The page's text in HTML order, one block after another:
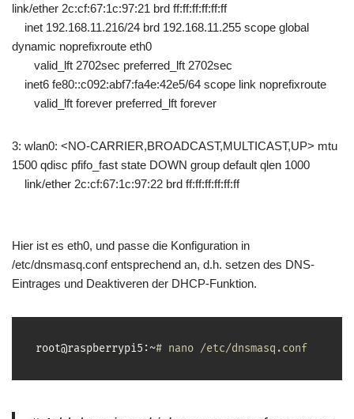
link/ether 2c:cf:67:1c:97:21 brd ff:ff:ff:ff:ff:ff
inet 192.168.11.216/24 brd 192.168.11.255 scope global
dynamic noprefixroute eth0
valid_lft 2702sec preferred_lft 2702sec
inet6 fe80::c092:abf7:fa4e:42e5/64 scope link noprefixroute
valid_lft forever preferred_lft forever
3: wlan0: <NO-CARRIER,BROADCAST,MULTICAST,UP> mtu
1500 qdisc pfifo_fast state DOWN group default qlen 1000
link/ether 2c:cf:67:1c:97:22 brd ff:ff:ff:ff:ff:ff
Hier ist es eth0, und passe die Konfiguration in
/etc/dnsmasq.conf entsprechend an, d.h. setzen des DNS-
Eintrages und Deaktiveren der DHCP-Funktion.
root@raspberrypi5:~# nano /etc/dnsmasq.conf